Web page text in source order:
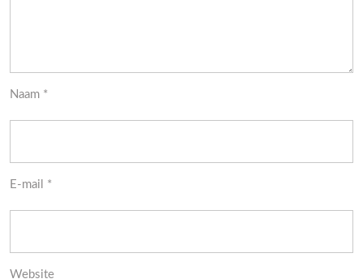
Naam *
E-mail *
Website